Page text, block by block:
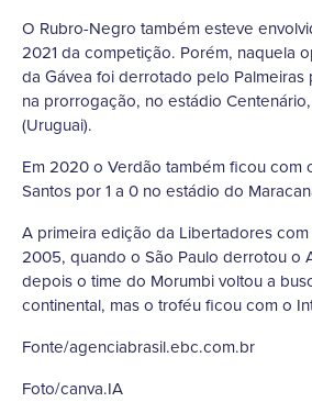
O Rubro-Negro também esteve
2021 da competição. Porém, naquela
da Gávea foi derrotado pelo Palmeiras
na prorrogação, no estádio
(Uruguai).
Em 2020 o Verdão também ficou com
Santos por 1 a 0 no estádio do
A primeira edição da Libertadores
2005, quando o São Paulo derrotou o
depois o time do Morumbi voltou a
continental, mas o troféu ficou com o
Fonte/agenciabrasil.ebc.com.br
Foto/canva.IA